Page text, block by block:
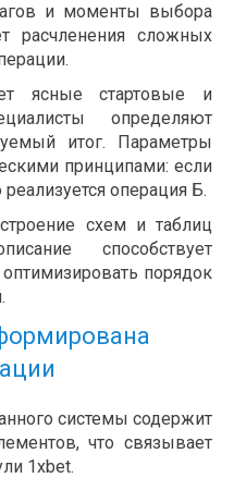
и моменты выбора
расчленения сложных
ясные стартовые и
определяют
итог. Параметры
принципами: если
операция Б.
схем и таблиц
способствует
порядок
системы содержит
что связывает
1xbet.